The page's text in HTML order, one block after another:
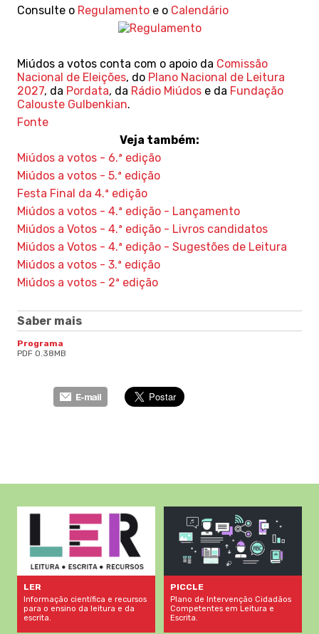
Consulte o Regulamento e o Calendário
Miúdos a votos conta com o apoio da Comissão
Nacional de Eleições, do Plano Nacional de Leitura
2027, da Pordata, da Rádio Miúdos e da Fundação
Calouste Gulbenkian.
Fonte
Veja também:
Miúdos a votos - 6.ª edição
Miúdos a votos - 5.ª edição
Festa Final da 4.ª edição
Miúdos a votos - 4.ª edição - Lançamento
Miúdos a Votos - 4.ª edição - Livros candidatos
Miúdos a Votos - 4.ª edição - Sugestões de Leitura
Miúdos a votos - 3.ª edição
Miúdos a votos - 2ª edição
Saber mais
Programa
PDF 0.38MB
LER
Informação científica e recursos
para o ensino da leitura e da
escrita.
PICCLE
Plano de Intervenção Cidadãos
Competentes em Leitura e
Escrita.